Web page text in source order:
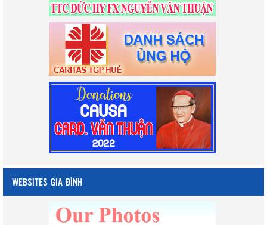
WEBSITES GIA ĐÌNH